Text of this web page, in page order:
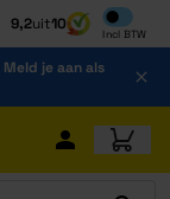
9,2uit10
Incl BTW
Inclusief
Meld je aan als